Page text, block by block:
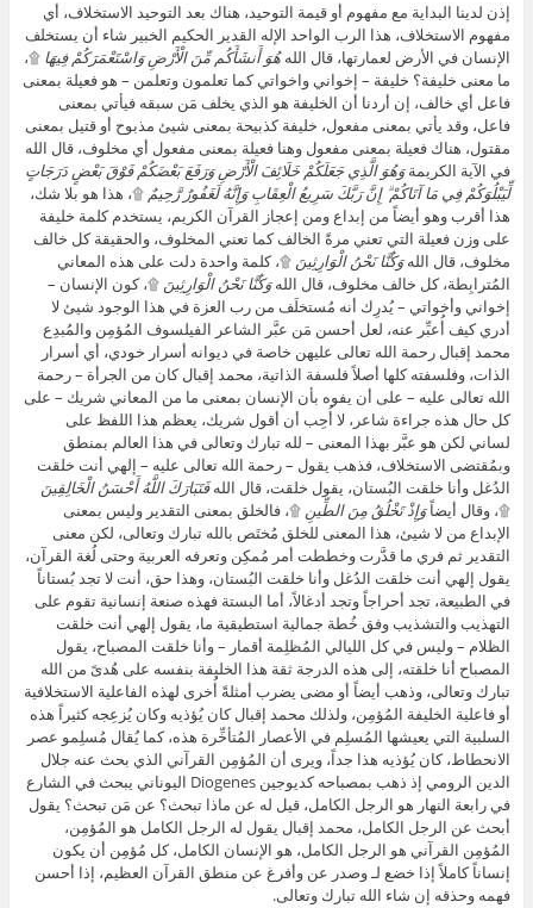
إذن لدينا البداية مع مفهوم أو قيمة التوحيد، هناك بعد التوحيد الاستخلاف، أي
مفهوم الاستخلاف، هذا الرب الواحد الإله القدير الحكيم الخبير شاء أن يستخلف
الإنسان في الأرض لعمارتها، قال اللههُوَ أَنشَأَكُم مِّنَ الْأَرْضِ وَاسْتَعْمَرَكُمْ فِيهَا ۩،
ما معنى خليفة؟ خليفة – إخواني واخواتي كما تعلمون وتعلمن – هو فعيلة بمعنى
فاعل أي خالف، إن أردنا أن الخليفة هو الذي يخلف مَن سبقه فيأتي بمعنى
فاعل، وقد يأتي بمعنى مفعول، خليفة كذبيحة بمعنى شيئ مذبوح أو قتيل بمعنى
مقتول، هناك فعيلة بمعنى مفعول وهنا فعيلة بمعنى مفعول أي مخلوف، قال الله
في الآية الكريمةوَهُوَ الَّذِي جَعَلَكُمْ خَلَائِفَ الْأَرْضِ وَرَفَعَ بَعْضَكُمْ فَوْقَ بَعْضٍ دَرَجَاتٍ
لِّيَبْلُوَكُمْ فِي مَا آتَاكُمْ ۗ إِنَّ رَبَّكَ سَرِيعُ الْعِقَابِ وَإِنَّهُ لَغَفُورٌ رَّحِيمٌ ۩، هذا هو بلا شك،
هذا أقرب وهو أيضاً من إبداع ومن إعجاز القرآن الكريم، يستخدم كلمة خليفة
على وزن فعيلة التي تعني مرةً الخالف كما تعني المخلوف، والحقيقة كل خالف
مخلوف، قال اللهوَكُنَّا نَحْنُ الْوَارِثِينَ ۩، كلمة واحدة دلت على هذه المعاني
المُترابِطة، كل خالف مخلوف، قال اللهوَكُنَّا نَحْنُ الْوَارِثِينَ ۩، كون الإنسان –
إخواني وأخواتي – يُدرِك أنه مُستخلَف من رب العزة في هذا الوجود شيئ لا
أدري كيف أُعبِّر عنه، لعل أحسن مَن عبَّر الشاعر الفيلسوف المُؤمِن والمُبدِع
محمد إقبال رحمة الله تعالى عليهن خاصة في ديوانه أسرار خودي، أي أسرار
الذات، وفلسفته كلها أصلاً فلسفة الذاتية، محمد إقبال كان من الجرأة – رحمة
الله تعالى عليه – على أن يفوه بأن الإنسان بمعنى ما من المعاني شريك – على
كل حال هذه جراءة شاعر، لا أُحِب أن أقول شريك، يعظم هذا اللفظ على
لساني لكن هو عبَّر بهذا المعنى – لله تبارك وتعالى في هذا العالم بمنطق
وبمُقتضى الاستخلاف، فذهب يقول – رحمة الله تعالى عليه – إلهي أنت خلقت
الدُغل وأنا خلقت البُستان، يقول خلقت، قال اللهفَتَبَارَكَ اللَّهُ أَحْسَنُ الْخَالِقِينَ
۩، وقال أيضاًوَإِذْ تَخْلُقُ مِنَ الطِّينِ ۩، فالخلق بمعنى التقدير وليس بمعنى
الإبداع من لا شيئ، هذا المعنى للخلق مُختَص بالله تبارك وتعالى، لكن معنى
التقدير ثم فري ما قدَّرت وخططت أمر مُمكِن وتعرفه العربية وحتى لُغة القرآن،
يقول إلهي أنت خلقت الدُغل وأنا خلقت البُستان، وهذا حق، أنت لا تجد بُستاناً
في الطبيعة، تجد أحراجاً وتجد أدغالاً، أما البستة فهذه صنعة إنسانية تقوم على
التهذيب والتشذيب وفق خُطة جمالية استطيقية ما، يقول إلهي أنت خلقت
الظلام – وليس في كل الليالي المُظلِمة أقمار – وأنا خلقت المصباح، يقول
المصباح أنا خلقته، إلى هذه الدرجة ثقة هذا الخليفة بنفسه على هُدىً من الله
تبارك وتعالى، وذهب أيضاً أو مضى يضرب أمثلةً أُخرى لهذه الفاعلية الاستخلافية
أو فاعلية الخليفة المُؤمِن، ولذلك محمد إقبال كان يُؤذيه وكان يُزعِجه كثيراً هذه
السلبية التي يعيشها المُسلِم في الأعصار المُتأخِّرة هذه، كما يُقال مُسلِمو عصر
الانحطاط، كان يُؤذيه هذا جداً، ويرى أن المُؤمِن القرآني الذي بحث عنه جلال
الدين الرومي إذ ذهب بمصباحه كديوجين Diogenes اليوناني يبحث في الشارع
في رابعة النهار هو الرجل الكامل، قيل له عن ماذا تبحث؟ عن مَن تبحث؟ يقول
أبحث عن الرجل الكامل، محمد إقبال يقول له الرجل الكامل هو المُؤمِن،
المُؤمِن القرآني هو الرجل الكامل، هو الإنسان الكامل، كل مُؤمِن أن يكون
إنساناً كاملاً إذا خضع لـ وصدر عن وأفرغ عن منطق القرآن العظيم، إذا أحسن
فهمه وحذقه إن شاء الله تبارك وتعالى.